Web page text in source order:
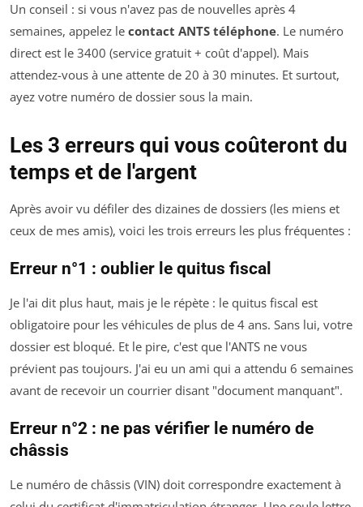
Un conseil : si vous n'avez pas de nouvelles après 4
semaines, appelez le contact ANTS téléphone. Le numéro
direct est le 3400 (service gratuit + coût d'appel). Mais
attendez-vous à une attente de 20 à 30 minutes. Et surtout,
ayez votre numéro de dossier sous la main.
Les 3 erreurs qui vous coûteront du
temps et de l'argent
Après avoir vu défiler des dizaines de dossiers (les miens et
ceux de mes amis), voici les trois erreurs les plus fréquentes :
Erreur n°1 : oublier le quitus fiscal
Je l'ai dit plus haut, mais je le répète : le quitus fiscal est
obligatoire pour les véhicules de plus de 4 ans. Sans lui, votre
dossier est bloqué. Et le pire, c'est que l'ANTS ne vous
prévient pas toujours. J'ai eu un ami qui a attendu 6 semaines
avant de recevoir un courrier disant "document manquant".
Erreur n°2 : ne pas vérifier le numéro de
châssis
Le numéro de châssis (VIN) doit correspondre exactement à